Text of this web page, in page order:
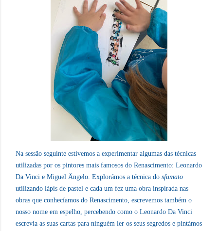
Na sessão seguinte estivemos a experimentar algumas das técnicas
utilizadas por os pintores mais famosos do Renascimento: Leonardo
Da Vinci e Miguel Ângelo. Explorámos a técnica do sfumato
utilizando lápis de pastel e cada um fez uma obra inspirada nas
obras que conhecíamos do Renascimento, escrevemos também o
nosso nome em espelho, percebendo como o Leonardo Da Vinci
escrevia as suas cartas para ninguém ler os seus segredos e pintámos